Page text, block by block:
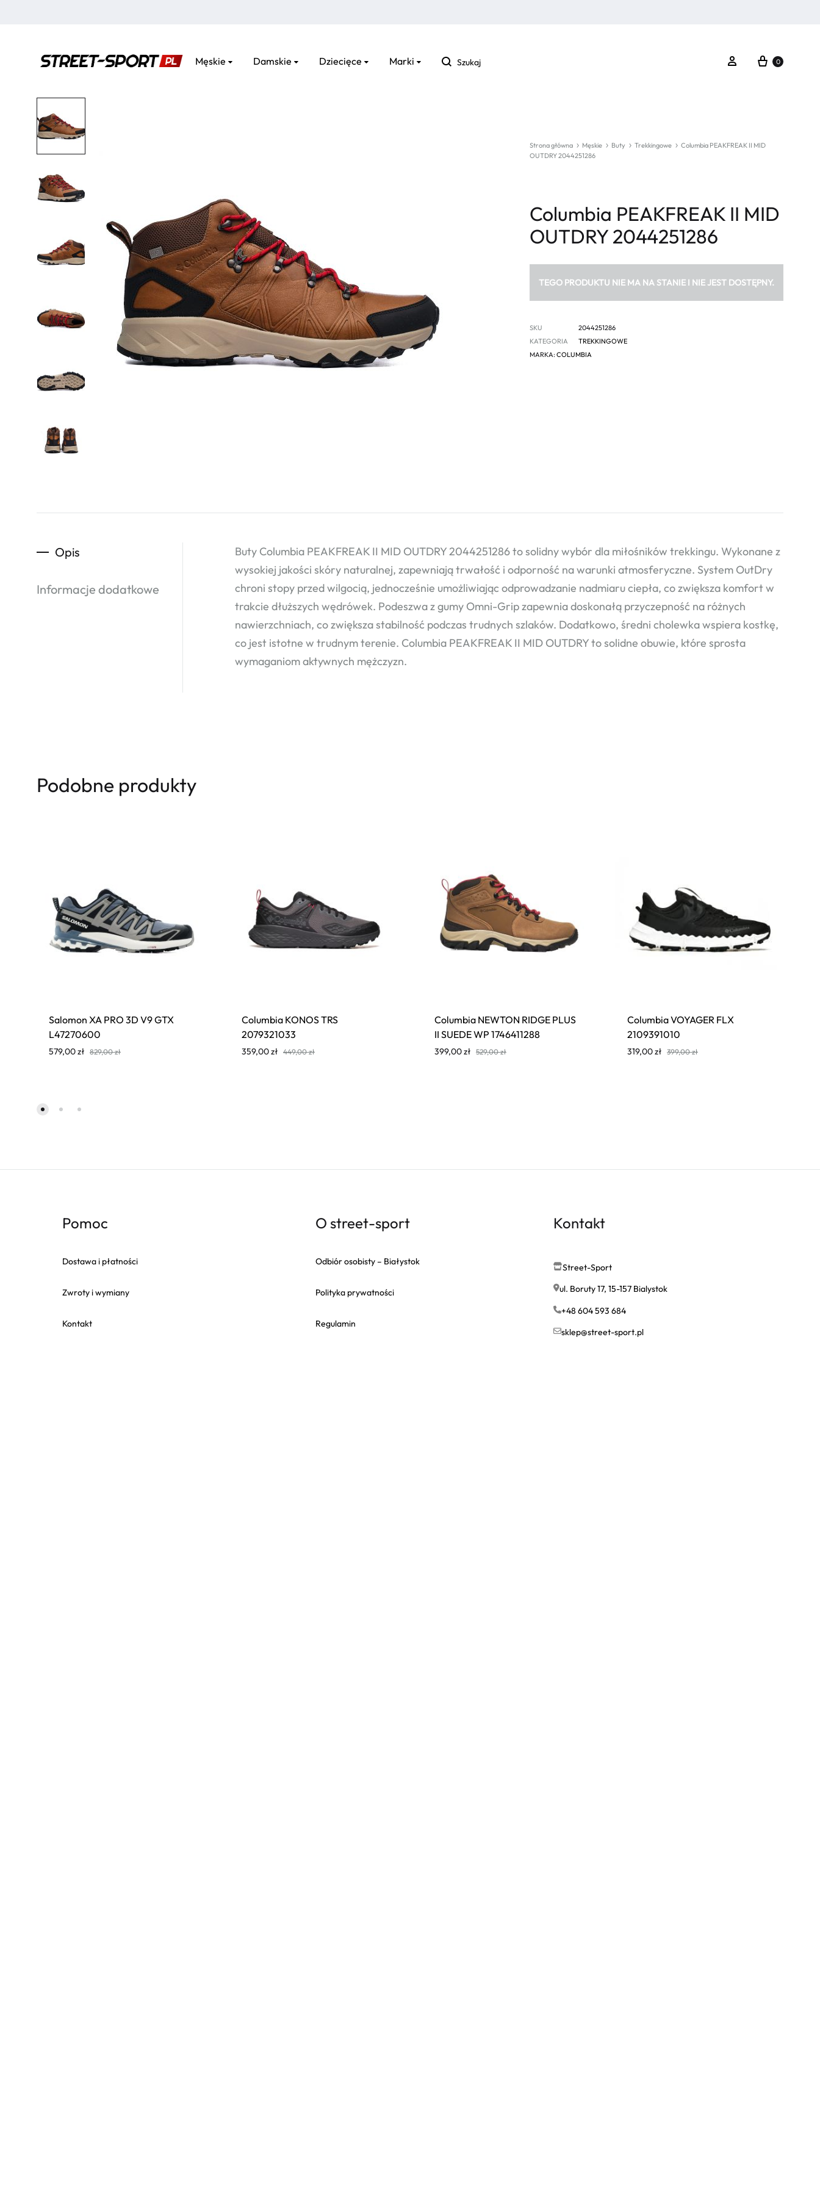
sport.pl
Męskie Damskie Dziecięce Marki Szukaj Zaloguj sięKoszyk
0
Strona główna Męskie Buty Trekkingowe
Columbia PEAKFREAK II MID
OUTDRY 2044251286
Columbia PEAKFREAK II MID
OUTDRY 2044251286
TEGO PRODUKTU NIE MA NA STANIE I NIE JEST DOSTĘPNY.
SKU
2044251286
KATEGORIA
TREKKINGOWE
MARKA: COLUMBIA
Opis
Informacje dodatkowe
Buty Columbia PEAKFREAK II MID OUTDRY 2044251286 to solidny wybór dla miłośników trekkingu. Wykonane z
wysokiej jakości skóry naturalnej, zapewniają trwałość i odporność na warunki atmosferyczne. System OutDry
chroni stopy przed wilgocią, jednocześnie umożliwiając odprowadzanie nadmiaru ciepła, co zwiększa komfort w
trakcie dłuższych wędrówek. Podeszwa z gumy Omni-Grip zapewnia doskonałą przyczepność na różnych
nawierzchniach, co zwiększa stabilność podczas trudnych szlaków. Dodatkowo, średni cholewka wspiera kostkę,
co jest istotne w trudnym terenie. Columbia PEAKFREAK II MID OUTDRY to solidne obuwie, które sprosta
wymaganiom aktywnych mężczyzn.
Podobne produkty
Salomon XA PRO 3D V9 GTX
L47270600
579,00zł 829,00zł
Columbia KONOS TRS
2079321033
359,00zł 449,00zł
Columbia NEWTON RIDGE PLUS
II SUEDE WP 1746411288
399,00zł 529,00zł
Columbia VOYAGER FLX
2109391010
319,00zł 399,00zł
Pomoc
Dostawa i płatności
Zwroty i wymiany
Kontakt
O street-sport
Odbiór osobisty – Białystok
Polityka prywatności
Regulamin
Kontakt
Street-Sport
ul. Boruty 17, 15-157 Bialystok
+48 604 593 684
sklep@street-sport.pl